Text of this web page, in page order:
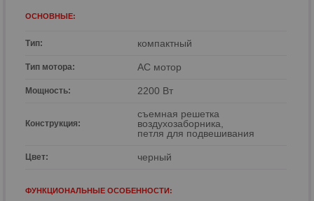
ОСНОВНЫЕ:
Тип: компактный
Тип мотора: AC мотор
Мощность: 2200 Вт
Конструкция:
съемная решетка
воздухозаборника,
петля для подвешивания
Цвет: черный
ФУНКЦИОНАЛЬНЫЕ ОСОБЕННОСТИ: